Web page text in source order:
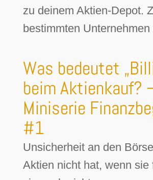
zu deinem Aktien-Depot.
bestimmten Unternehmen
Was bedeutet
beim Aktienkauf?
Miniserie
#1
Unsicherheit an den
Aktien nicht hat, wenn sie